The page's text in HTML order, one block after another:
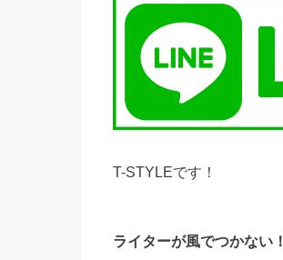
T-STYLEです！
ライターが風でつかない！